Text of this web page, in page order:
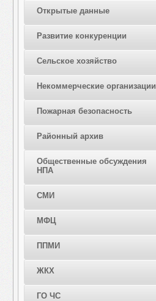
Открытые данные
Развитие конкуренции
Сельское хозяйство
Некоммерческие организации
Пожарная безопасность
Районный архив
Общественные обсуждения
НПА
СМИ
МФЦ
ППМИ
ЖКХ
ГО ЧС